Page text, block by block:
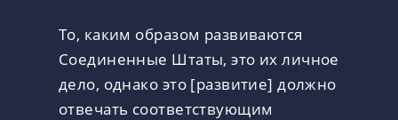
То, каким образом развиваются
Соединенные Штаты, это их личное
дело, однако это [развитие] должно
отвечать соответствующим